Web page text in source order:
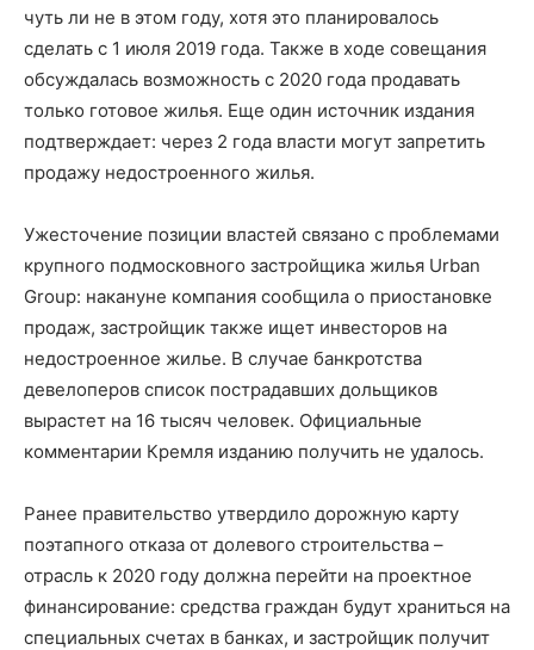
чуть ли не в этом году, хотя это планировалось
сделать с 1 июля 2019 года. Также в ходе совещания
обсуждалась возможность с 2020 года продавать
только готовое жилья. Еще один источник издания
подтверждает: через 2 года власти могут запретить
продажу недостроенного жилья.
Ужесточение позиции властей связано с проблемами
крупного подмосковного застройщика жилья Urban
Group: накануне компания сообщила о приостановке
продаж, застройщик также ищет инвесторов на
недостроенное жилье. В случае банкротства
девелоперов список пострадавших дольщиков
вырастет на 16 тысяч человек. Официальные
комментарии Кремля изданию получить не удалось.
Ранее правительство утвердило дорожную карту
поэтапного отказа от долевого строительства –
отрасль к 2020 году должна перейти на проектное
финансирование: средства граждан будут храниться на
специальных счетах в банках, и застройщик получит